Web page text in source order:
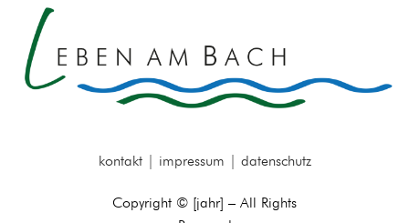
kontakt| impressum datenschutz
Copyright © [jahr] – All Rights